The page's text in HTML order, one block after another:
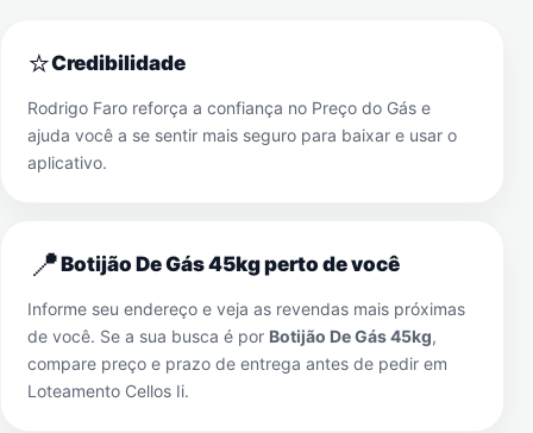
⭐Credibilidade
Rodrigo Faro reforça a confiança no Preço do Gás e
ajuda você a se sentir mais seguro para baixar e usar o
aplicativo.
📍Botijão De Gás 45kg perto de você
Informe seu endereço e veja as revendas mais próximas
de você. Se a sua busca é por Botijão De Gás 45kg,
compare preço e prazo de entrega antes de pedir em
Loteamento Cellos Ii.